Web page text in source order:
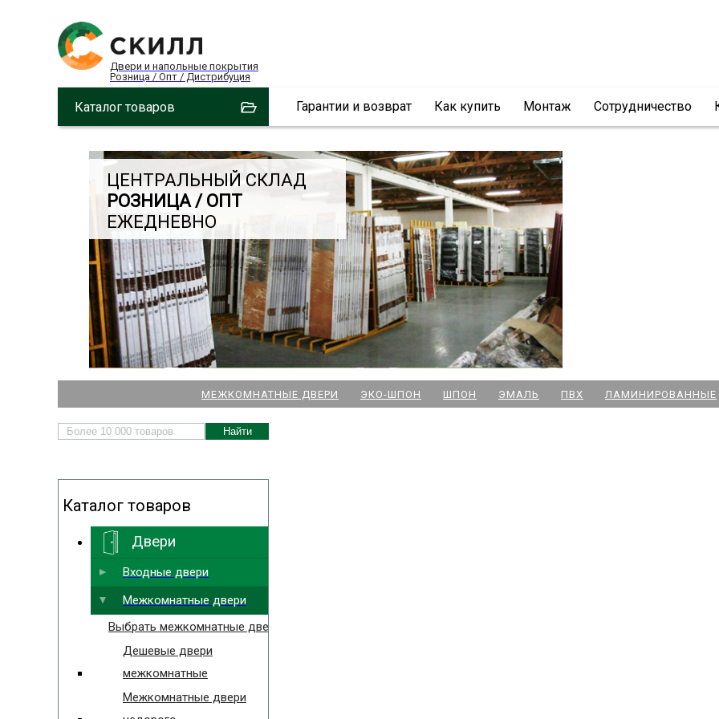
Двери и напольные покрытия
Розница / Опт / Дистрибуция
Каталог товаров Гарантии и возврат Как купить Монтаж Сотрудничество
ЦЕНТРАЛЬНЫЙ СКЛАД
РОЗНИЦА / ОПТ
ЕЖЕДНЕВНО
НАШИ МАГАЗИНЫ
ДВЕРЕЙ И ПАРКЕТА
м. Новочеркасская
м. Парк Победы
Выбрать ближайший
МЕЖКОМНАТНЫЕ ДВЕРИ ЭКО-ШПОН ШПОН ЭМАЛЬ ПВХ ЛАМИНИРОВАННЫЕ
Каталог товаров
Двери
Входные двери
Межкомнатные двери
Выбрать межкомнатные двери
Дешевые двери
межкомнатные
Межкомнатные двери